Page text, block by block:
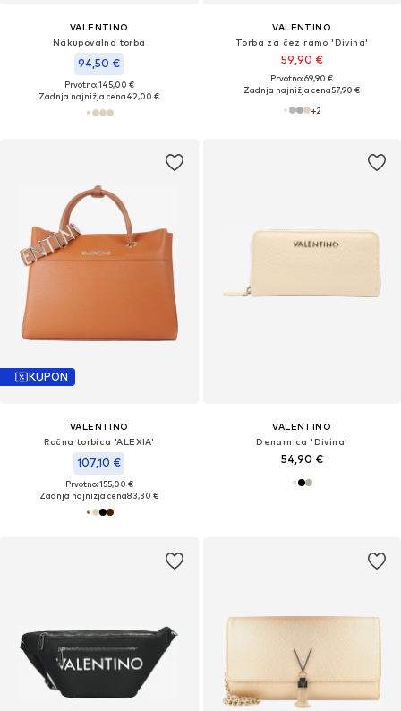
VALENTINO
Nakupovalna torba
94,50 €
Prvotno: 145,00 €
Zadnja najnižja cena42,00 €
VALENTINO
Torba za čez ramo 'Divina'
59,90 €
Prvotno: 69,90 €
Zadnja najnižja cena57,90 €
+2
KUPON
VALENTINO
Ročna torbica 'ALEXIA'
107,10 €
Prvotno: 155,00 €
Zadnja najnižja cena83,30 €
VALENTINO
Denarnica 'Divina'
54,90 €